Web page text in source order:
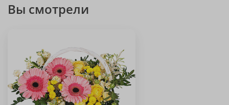
Вы смотрели